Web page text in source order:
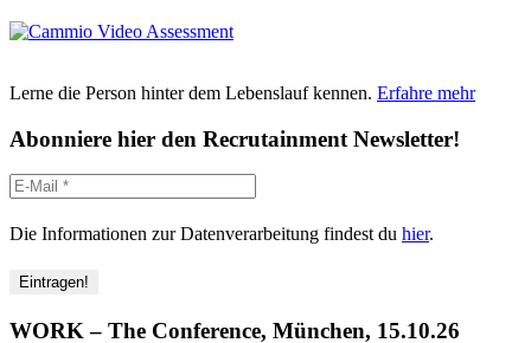
Lerne die Person hinter dem Lebenslauf kennen. Erfahre mehr
Abonniere hier den Recrutainment Newsletter!
Die Informationen zur Datenverarbeitung findest du hier.
WORK – The Conference, München, 15.10.26